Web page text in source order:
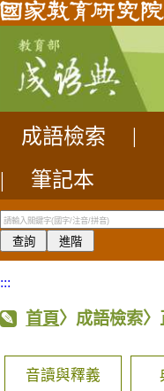
成語檢索
|
筆記本
:::
首頁〉成語檢索〉
音讀與釋義